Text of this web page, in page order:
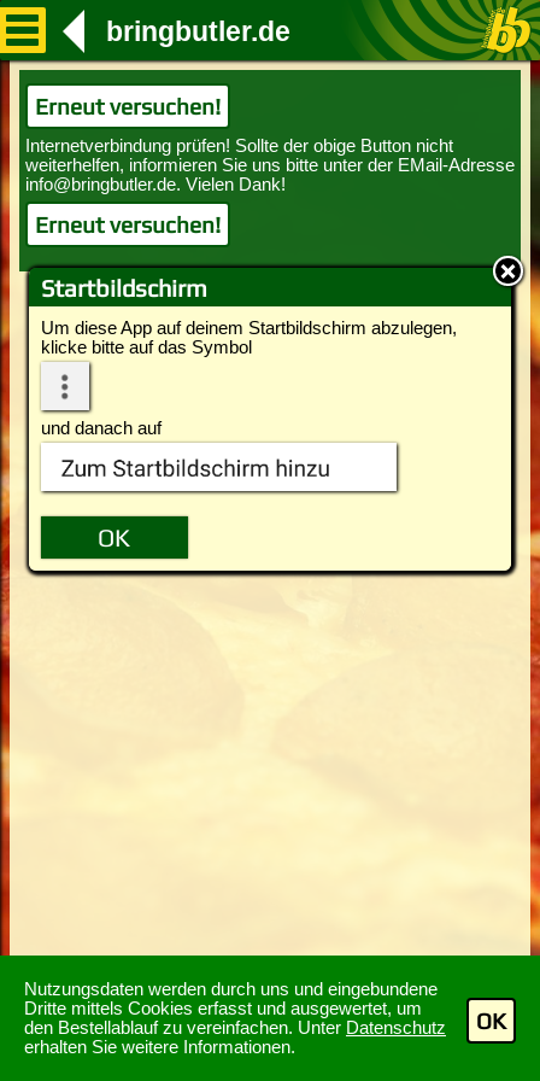
Nutzungsdaten werden durch uns und eingebundene
Dritte mittels Cookies erfasst und ausgewertet, um
den Bestellablauf zu vereinfachen. Unter Datenschutz
erhalten Sie weitere Informationen.
OK
Startbildschirm
Um diese App auf deinem Startbildschirm abzulegen,
klicke bitte auf das Symbol
und danach auf
bringbutler.de
Erneut versuchen!
Erneut versuchen!